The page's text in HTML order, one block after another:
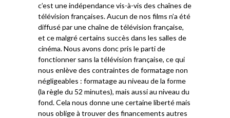
c’est une indépendance vis-à-vis des chaînes de
télévision françaises. Aucun de nos films n’a été
diffusé par une chaîne de télévision française,
et ce malgré certains succès dans les salles de
cinéma. Nous avons donc pris le parti de
fonctionner sans la télévision française, ce qui
nous enlève des contraintes de formatage non
négligeables : formatage au niveau de la forme
(la règle du 52 minutes), mais aussi au niveau du
fond. Cela nous donne une certaine liberté mais
nous oblige à trouver des financements autres